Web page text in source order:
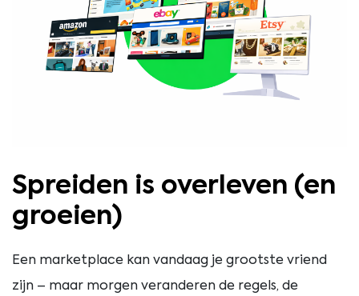
Spreiden is overleven (en
groeien)
Een marketplace kan vandaag je grootste vriend
zijn – maar morgen veranderen de regels, de